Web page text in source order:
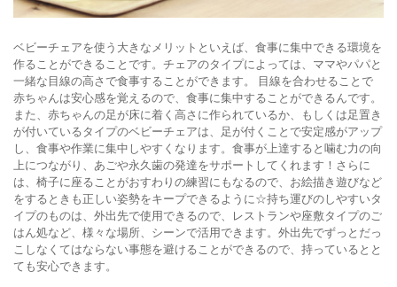
ベビーチェアを使う大きなメリットといえば、食事に集中できる環境を
作ることができることです。チェアのタイプによっては、ママやパパと
一緒な目線の高さで食事することができます。 目線を合わせることで
赤ちゃんは安心感を覚えるので、食事に集中することができるんです。
また、赤ちゃんの足が床に着く高さに作られているか、もしくは足置き
が付いているタイプのベビーチェアは、足が付くことで安定感がアップ
し、食事や作業に集中しやすくなります。食事が上達すると噛む力の向
上につながり、あごや永久歯の発達をサポートしてくれます！さらに
は、椅子に座ることがおすわりの練習にもなるので、お絵描き遊びなど
をするときも正しい姿勢をキープできるように☆持ち運びのしやすいタ
イプのものは、外出先で使用できるので、レストランや座敷タイプのご
はん処など、様々な場所、シーンで活用できます。外出先でずっとだっ
こしなくてはならない事態を避けることができるので、持っているとと
ても安心できます。